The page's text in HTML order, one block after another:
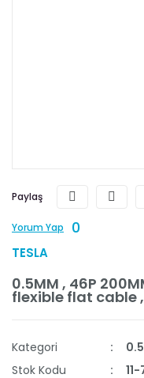
Paylaş
Yorum Yap 0
TESLA
0.5MM , 46P
flexible flat cable
Kategori
Stok Kodu